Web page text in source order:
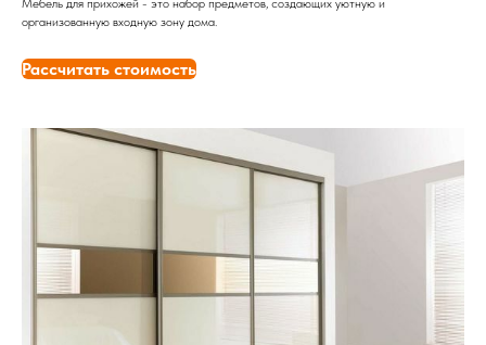
организованную входную зону дома.
Рассчитать стоимость